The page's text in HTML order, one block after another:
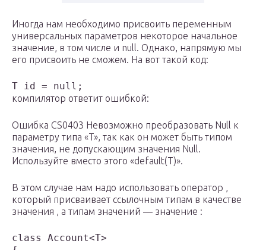
Иногда нам необходимо присвоить переменным
универсальных параметров некоторое начальное
значение, в том числе и null. Однако, напрямую мы
его присвоить не сможем. На вот такой код:
T id = null;
компилятор ответит ошибкой:
Ошибка CS0403 Невозможно преобразовать Null к
параметру типа «T», так как он может быть типом
значения, не допускающим значения Null.
Используйте вместо этого «default(T)».
В этом случае нам надо использовать оператор ,
который присваивает ссылочным типам в качестве
значения , а типам значений — значение :
class Account<T>